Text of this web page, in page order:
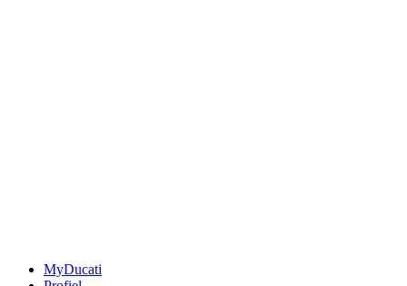
MyDucati